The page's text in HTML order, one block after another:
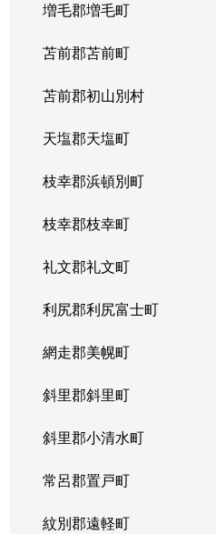
増毛郡増毛町
苫前郡苫前町
苫前郡初山別村
天塩郡天塩町
枝幸郡浜頓別町
枝幸郡枝幸町
礼文郡礼文町
利尻郡利尻富士町
網走郡美幌町
斜里郡斜里町
斜里郡小清水町
常呂郡置戸町
紋別郡遠軽町